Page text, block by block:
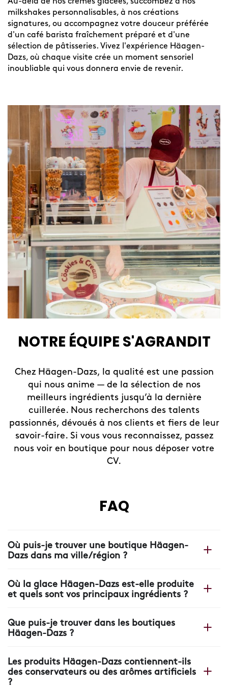
milkshakes personnalisables, à nos créations
signatures, ou accompagnez votre douceur préférée
d'un café barista fraîchement préparé et d'une
sélection de pâtisseries. Vivez l'expérience Häagen-
Dazs, où chaque visite crée un moment sensoriel
inoubliable qui vous donnera envie de revenir.
NOTRE ÉQUIPE S'AGRANDIT
Chez Häagen-Dazs, la qualité est une passion
qui nous anime — de la sélection de nos
meilleurs ingrédients jusqu’à la dernière
cuillerée. Nous recherchons des talents
passionnés, dévoués à nos clients et fiers de leur
savoir-faire. Si vous vous reconnaissez, passez
nous voir en boutique pour nous déposer votre
CV.
FAQ
Où puis-je trouver une boutique Häagen-
Dazs dans ma ville/région ?
web Häagen-Dazs grâce ànotre localisateur de
boutiques.
Où la glace Häagen-Dazs est-elle produite
et quels sont vos principaux ingrédients ?
France, dans notre usine près d'Arras, où chaque boule
est le fruit d’une recette simple à base de crème, de
Que puis-je trouver dans les boutiques
Häagen-Dazs ?
glace: des recettes uniques, des crêpes et gaufres
délicieuses, des créations pâtissières, des boissons au
Les produits Häagen-Dazs contiennent-ils
des conservateurs ou des arômes artificiels
?